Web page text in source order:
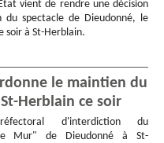
vient de rendre une décision
du spectacle de Dieudonné, le
soir à St-Herblain.
le maintien du
Herblain ce soir
d'interdiction du
Mur" de Dieudonné à St-